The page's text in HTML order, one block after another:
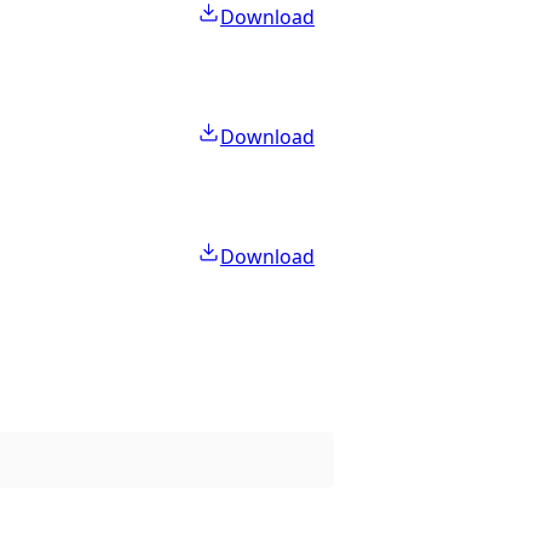
Download
Download
Download